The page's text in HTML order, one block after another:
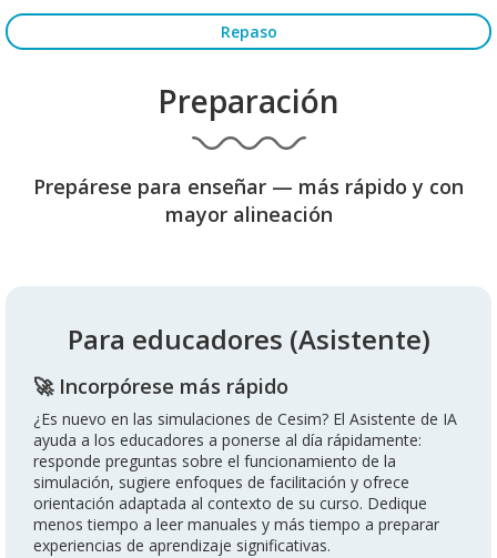
Repaso
Preparación
Prepárese para enseñar — más rápido y con
mayor alineación
Para educadores (Asistente)
🚀 Incorpórese más rápido
¿Es nuevo en las simulaciones de Cesim? El Asistente de IA
ayuda a los educadores a ponerse al día rápidamente:
responde preguntas sobre el funcionamiento de la
simulación, sugiere enfoques de facilitación y ofrece
orientación adaptada al contexto de su curso. Dedique
menos tiempo a leer manuales y más tiempo a preparar
experiencias de aprendizaje significativas.